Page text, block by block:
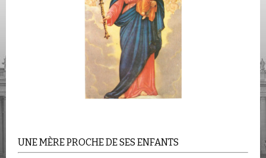
UNE MÈRE PROCHE DE SES ENFANTS